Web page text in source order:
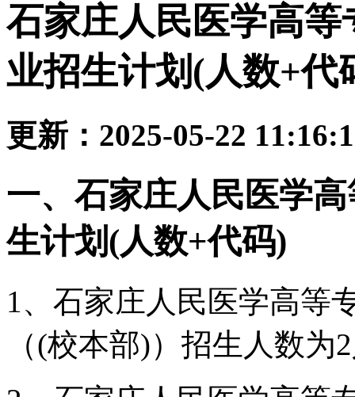
石家庄人民医学高
业招生计划(人数+代
更新：2025-05-22
一、石家庄人民医学
生计划(人数+代码)
1、石家庄人民医学高等
（(校本部)）招生人数为